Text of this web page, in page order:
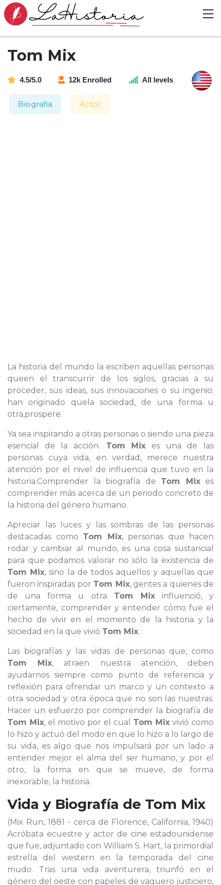
Tom Mix
4.5/5.0 12k Enrolled All levels
Biografia Actor
La historia del mundo la escriben aquellas personas
queen el transcurrir de los siglos, gracias a su
proceder, sus ideas, sus innovaciones o su ingenio;
han originado quela sociedad, de una forma u
otra,prospere.
Ya sea inspirando a otras personas o siendo una pieza
esencial de la acción. Tom Mix es una de las
personas cuya vida, en verdad, merece nuestra
atención por el nivel de influencia que tuvo en la
historia.Comprender la biografía de Tom Mixes
comprender más acerca de un periodo concreto de
la historia del género humano.
Apreciar las luces y las sombras de las personas
destacadas como Tom Mix, personas que hacen
rodar y cambiar al mundo, es una cosa sustancial
para que podamos valorar no sólo la existencia de
Tom Mix, sino la de todos aquellos y aquellas que
fueron inspiradas por Tom Mix, gentes a quienes de
de una forma u otra Tom Mixinfluenció, y
ciertamente, comprender y entender cómo fue el
hecho de vivir en el momento de la historia y la
sociedad en la que vivió Tom Mix.
Las biografías y las vidas de personas que, como
Tom Mix, atraen nuestra atención, deben
ayudarnos siempre como punto de referencia y
reflexión para ofrendar un marco y un contexto a
otra sociedad y otra época que no son las nuestras.
Hacer un esfuerzo por comprender la biografía de
Tom Mix, el motivo por el cual Tom Mix vivió como
lo hizo y actuó del modo en que lo hizo a lo largo de
su vida, es algo que nos impulsará por un lado a
entender mejor el alma del ser humano, y por el
otro, la forma en que se mueve, de forma
inexorable, la historia.
Vida y Biografía de Tom Mix
(Mix Run, 1881 - cerca de Florence, California, 1940)
Acróbata ecuestre y actor de cine estadounidense
que fue, adjuntado con William S. Hart, la primordial
estrella del western en la temporada del cine
mudo. Tras una vida aventurera, triunfó en el
género del oeste con papeles de vaquero justiciero,